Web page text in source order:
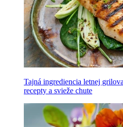
Tajná ingrediencia letnej
recepty a svieže chute